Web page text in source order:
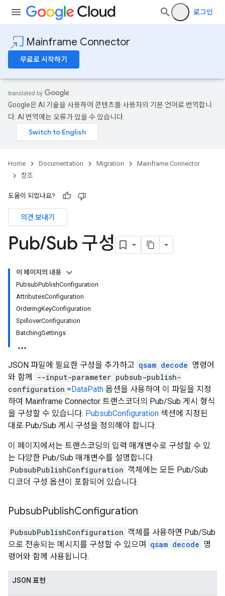
로그인
Mainframe Connector
무료로 시작하기
Google은 AI 기술을 사용하여 콘텐츠를 사용자의 기본 언어로 번역합니
다. AI 번역에는 오류가 있을 수 있습니다.
Home Documentation Migration
Mainframe Connector
참조
도움이 되었나요?
의견 보내기
Pub/Sub 구성
이 페이지의 내용
PubsubPublishConfiguration
AttributesConfiguration
OrderingKeyConfiguration
SpilloverConfiguration
BatchingSettings
JSON 파일에 필요한 구성을 추가하고 qsam decode 명령어
와 함께
--input-parameter pubsub-publish-
configuration =DataPath 옵션을 사용하여 이 파일을 지정
하여 Mainframe Connector 트랜스코더의 Pub/Sub 게시 형식
을 구성할 수 있습니다. PubsubConfiguration 섹션에 지정된
대로 Pub/Sub 게시 구성을 정의해야 합니다.
이 페이지에서는 트랜스코딩의 입력 매개변수로 구성할 수 있
는 다양한 Pub/Sub 매개변수를 설명합니다.
PubsubPublishConfiguration 객체에는 모든 Pub/Sub
디코더 구성 옵션이 포함되어 있습니다.
PubsubPublishConfiguration
PubsubPublishConfiguration 객체를 사용하면 Pub/Sub
으로 전송되는 메시지를 구성할 수 있으며
qsam decode 명
령어와 함께 사용됩니다.
JSON 표현